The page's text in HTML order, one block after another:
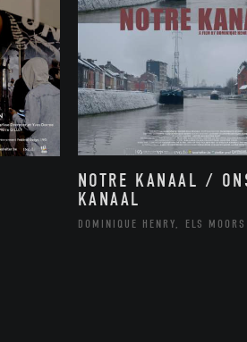
NOTRE KANAAL /
KANAAL
DOMINIQUE HENRY, ELS MOORS